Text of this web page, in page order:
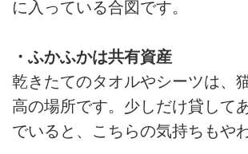
に入っている合図です。
・ふかふかは共有資産
乾きたてのタオルやシーツは、
高の場所です。少しだけ貸して
でいると、こちらの気持ちもや